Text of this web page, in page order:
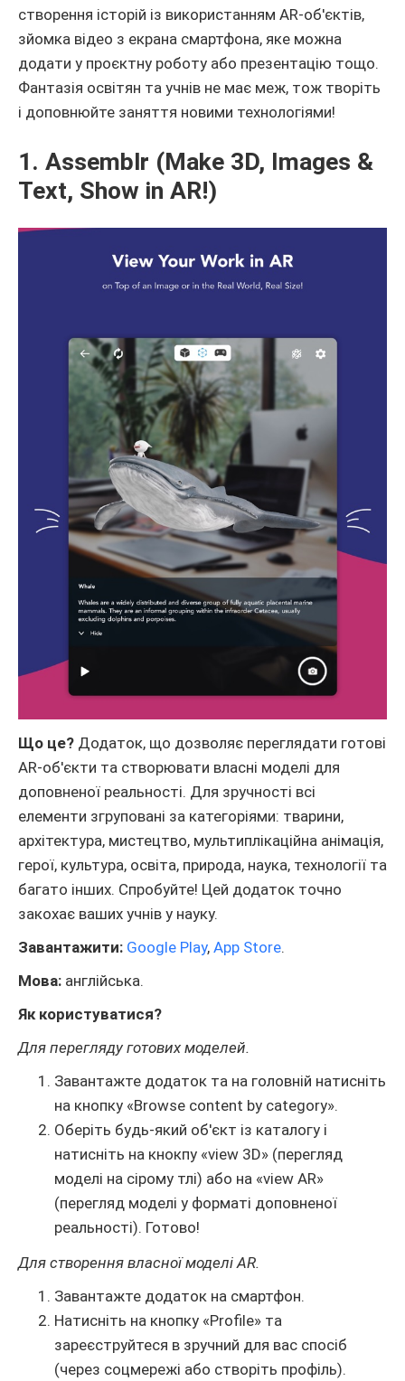
створення історій із використанням AR-об'єктів,
зйомка відео з екрана смартфона, яке можна
додати у проєктну роботу або презентацію тощо.
Фантазія освітян та учнів не має меж, тож творіть
і доповнюйте заняття новими технологіями!
1. Assemblr (Make 3D, Images &
Text, Show in AR!)
Що це? Додаток, що дозволяє переглядати готові
AR-об'єкти та створювати власні моделі для
доповненої реальності. Для зручності всі
елементи згруповані за категоріями: тварини,
архітектура, мистецтво, мультиплікаційна анімація,
герої, культура, освіта, природа, наука, технології та
багато інших. Спробуйте! Цей додаток точно
закохає ваших учнів у науку.
Завантажити: Google Play, App Store.
Мова: англійська.
Як користуватися?
Для перегляду готових моделей.
Завантажте додаток та на головній натисніть
на кнопку «Browse content by category».
Оберіть будь-який об'єкт із каталогу і
натисніть на кнокпу «view 3D» (перегляд
моделі на сірому тлі) або на «view AR»
(перегляд моделі у форматі доповненої
реальності). Готово!
Для створення власної моделі AR.
Завантажте додаток на смартфон.
Натисніть на кнопку «Profile» та
зареєструйтеся в зручний для вас спосіб
(через соцмережі або створіть профіль).